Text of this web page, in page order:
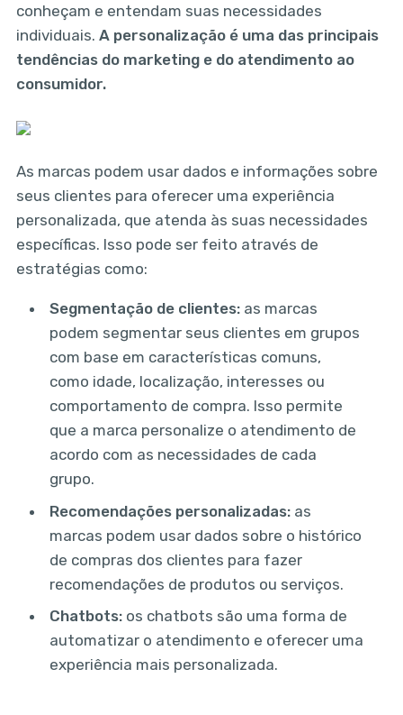
conheçam e entendam suas necessidades
individuais. A personalização é uma das principais
tendências do marketing e do atendimento ao
consumidor.
As marcas podem usar dados e informações sobre
seus clientes para oferecer uma experiência
personalizada, que atenda às suas necessidades
específicas. Isso pode ser feito através de
estratégias como:
Segmentação de clientes: as marcas
podem segmentar seus clientes em grupos
com base em características comuns,
como idade, localização, interesses ou
comportamento de compra. Isso permite
que a marca personalize o atendimento de
acordo com as necessidades de cada
grupo.
Recomendações personalizadas: as
marcas podem usar dados sobre o histórico
de compras dos clientes para fazer
recomendações de produtos ou serviços.
Chatbots: os chatbots são uma forma de
automatizar o atendimento e oferecer uma
experiência mais personalizada.